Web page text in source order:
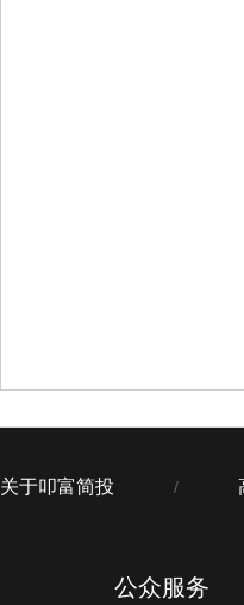
关于叩富简投 /
公众服务